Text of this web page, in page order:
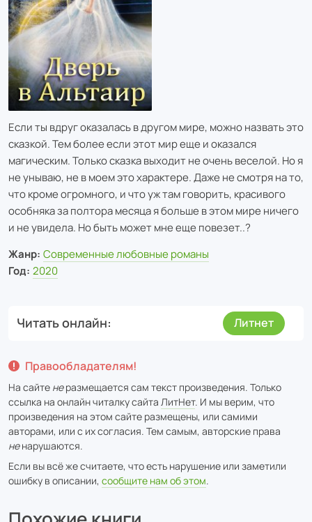
Если ты вдруг оказалась в другом мире, можно назвать это
сказкой. Тем более если этот мир еще и оказался
магическим. Только сказка выходит не очень веселой. Но я
не унываю, не в моем это характере. Даже не смотря на то,
что кроме огромного, и что уж там говорить, красивого
особняка за полтора месяца я больше в этом мире ничего
и не увидела. Но быть может мне еще повезет..?
Жанр: Современные любовные романы
Год: 2020
Читать онлайн Литнет
Правообладателям!
На сайте неразмещается сам текст произведения. Только
ссылка на онлайн читалку сайта ЛитНет. И мы верим, что
произведения на этом сайте размещены, или самими
авторами, или с их согласия. Тем самым, авторские права
ненарушаются.
Если вы всё же считаете, что есть нарушение или заметили
ошибку в описании, сообщите нам об этом.